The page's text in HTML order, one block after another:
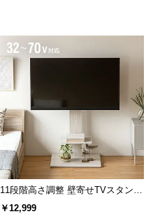
11段階高さ調整 壁寄せTVスタンド
キャスター付き 上下左右角度調節
￥12,999